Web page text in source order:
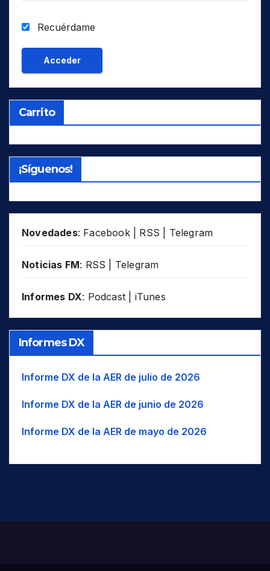
Recuérdame
Carrito
¡Síguenos!
Novedades: Facebook| RSS Telegram
Noticias FM: RSS Telegram
Informes DX: Podcast iTunes
Informes DX
Informe DX de la AER de julio de 2026
Informe DX de la AER de junio de 2026
Informe DX de la AER de mayo de 2026